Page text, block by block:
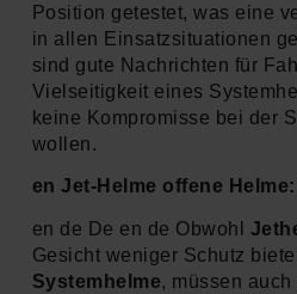
Position getestet, was eine
in allen Einsatzsituationen
sind gute Nachrichten für
Vielseitigkeit eines
keine Kompromisse bei der
wollen.
en Jet-Helme offene
en de De en de Obwohl
Gesicht weniger Schutz
Systemhelme, müssen